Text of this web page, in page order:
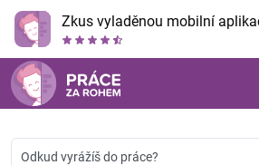
Zkus vyladěnou mobilní
Odkud vyrážíš do práce?